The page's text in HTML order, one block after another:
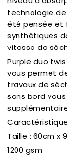
technologie
été pensée et
synthétiques
vitesse de
Purple duo
vous permet
travaux de
sans bord
Taille : 60cm x
1200 gsm